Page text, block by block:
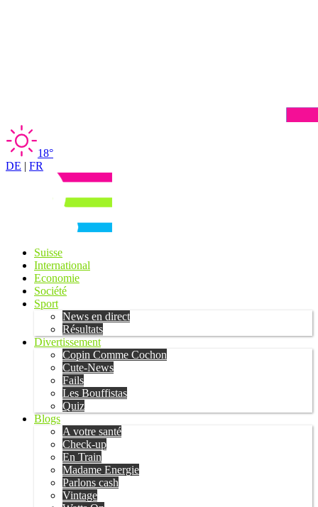
18°
DE | FR
Suisse
International
Economie
Société
Sport
News en direct
Résultats
Divertissement
Copin Comme Cochon
Cute-News
Fails
Les Bouffistas
Quiz
Blogs
A votre santé
Check-up
En Train
Madame Energie
Parlons cash
Vintage